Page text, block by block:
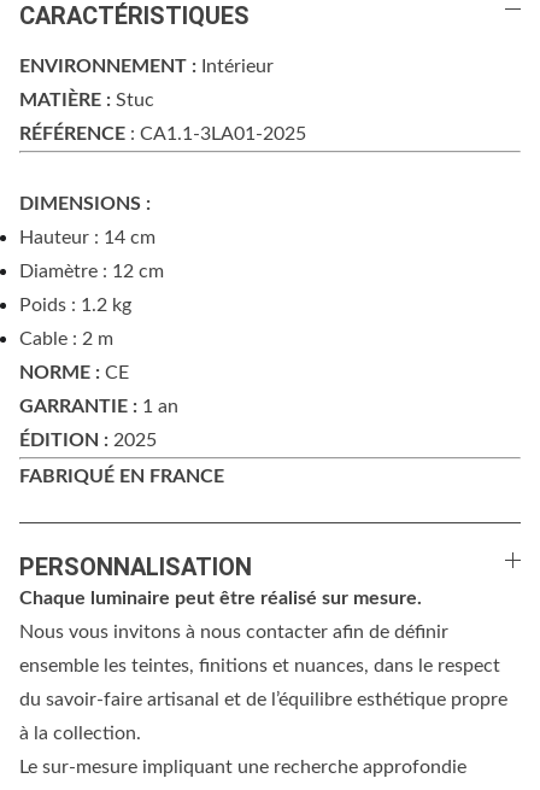
CARACTÉRISTIQUES
ENVIRONNEMENT : Intérieur
MATIÈRE : Stuc
RÉFÉRENCE : CA1.1-3LA01-2025
DIMENSIONS :
Hauteur : 14 cm
Diamètre : 12 cm
Poids : 1.2 kg
Cable : 2 m
NORME : CE
GARRANTIE : 1 an
ÉDITION : 2025
FABRIQUÉ EN FRANCE
PERSONNALISATION
Chaque luminaire peut être réalisé sur mesure.
Nous vous invitons à nous contacter afin de définir
ensemble les teintes, finitions et nuances, dans le respect
du savoir-faire artisanal et de l’équilibre esthétique propre
à la collection.
Le sur-mesure impliquant une recherche approfondie